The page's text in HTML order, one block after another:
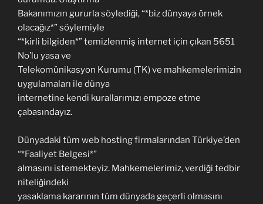
Bakanımızın gururla söylediği, “*biz dünyaya örnek
olacağız*” söylemiyle
“*kirli bilgiden*” temizlenmiş internet için çıkan 5651
No’lu yasa ve
Telekomünikasyon Kurumu (TK) ve mahkemelerimizin
uygulamaları ile dünya
internetine kendi kurallarımızı empoze etme
çabasındayız.
Dünyadaki tüm web hosting firmalarından Türkiye’den
“*Faaliyet Belgesi*”
almasını istemekteyiz. Mahkemelerimiz, verdiği tedbir
niteliğindeki
yasaklama kararının tüm dünyada geçerli olmasını